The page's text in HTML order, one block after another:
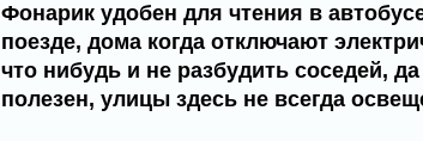
Фонарик удобен для чтения в
поезде, дома когда отключают
что нибудь и не разбудить соседей,
полезен, улицы здесь не всегда